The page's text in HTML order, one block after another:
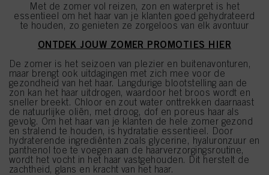
Met de zomer vol reizen, zon en waterpret is het
essentieel om het haar van je klanten goed gehydrateerd
te houden, zo genieten ze zorgeloos van elk avontuur
ONTDEK JOUW ZOMER PROMOTIES HIER
De zomer is het seizoen van plezier en buitenavonturen,
maar brengt ook uitdagingen met zich mee voor de
gezondheid van het haar. Langdurige blootstelling aan de
zon kan het haar uitdrogen, waardoor het broos wordt en
sneller breekt. Chloor en zout water onttrekken daarnaast
de natuurlijke oliën, met droog, dof en poreus haar als
gevolg. Om het haar van je klanten de hele zomer gezond
en stralend te houden, is hydratatie essentieel. Door
hydraterende ingrediënten zoals glycerine, hyaluronzuur en
panthenol toe te voegen aan de haarverzorgingsroutine,
wordt het vocht in het haar vastgehouden. Dit herstelt de
zachtheid, glans en kracht van het haar.